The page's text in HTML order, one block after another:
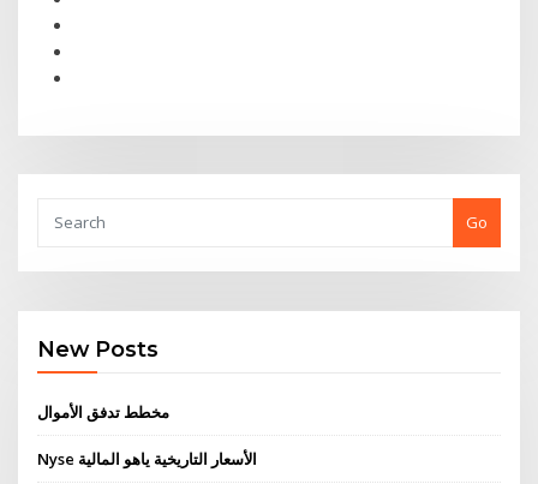
Go
New Posts
مخطط تدفق الأموال
Nyse الأسعار التاريخية ياهو المالية